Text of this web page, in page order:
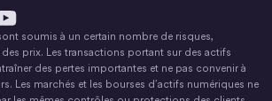
monétaire
soumis à un certain nombre de risques,
prix. Les transactions portant sur des actifs
des pertes importantes et ne pas convenir à
Les marchés et les bourses d’actifs numériques ne